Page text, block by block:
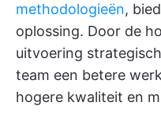
methodologieën,
oplossing. Door de
uitvoering
team een betere
hogere kwaliteit en